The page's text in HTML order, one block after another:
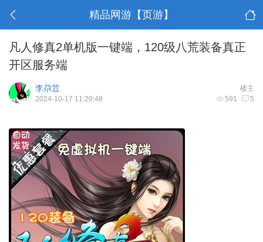
精品网游【页游】
凡人修真2单机版一键端，120级八荒装备真正
开区服务端
楼主
李尕荳
591 5
2024-10-17 11:20:48